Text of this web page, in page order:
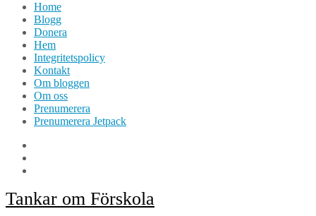
Home
Blogg
Donera
Hem
Integritetspolicy
Kontakt
Om bloggen
Om oss
Prenumerera
Prenumerera Jetpack
Tankar om Förskola